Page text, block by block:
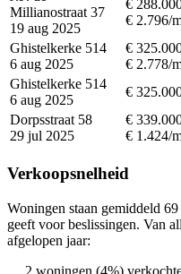
Millianostraat 37
19 aug 2025
€
€ 2.796/
Ghistelkerke 514
6 aug 2025
€
€ 2.778/
Ghistelkerke 514
6 aug 2025
€
Dorpsstraat 58
29 jul 2025
€
€ 1.424/
Verkoopsnelheid
Woningen staan gemiddeld
geeft voor beslissingen. Van
afgelopen jaar:
2 woningen (4%)